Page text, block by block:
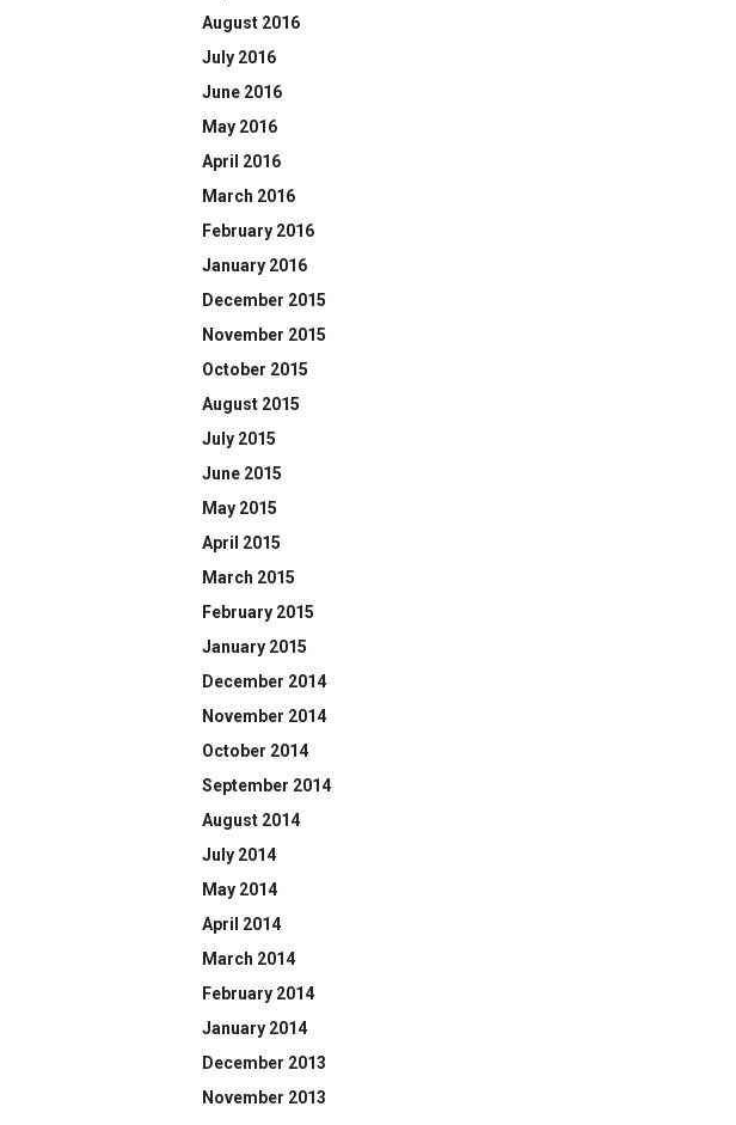
August 2016
July 2016
June 2016
May 2016
April 2016
March 2016
February 2016
January 2016
December 2015
November 2015
October 2015
August 2015
July 2015
June 2015
May 2015
April 2015
March 2015
February 2015
January 2015
December 2014
November 2014
October 2014
September 2014
August 2014
July 2014
May 2014
April 2014
March 2014
February 2014
January 2014
December 2013
November 2013